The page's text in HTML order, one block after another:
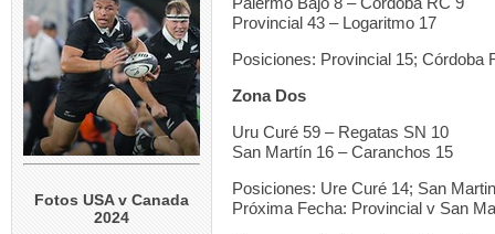
Fotos USA v Canada
2024
Provincial 43 – Logaritmo 17
Posiciones: Provincial 15; Córdoba
Zona Dos
Uru Curé 59 – Regatas SN 10
San Martín 16 – Caranchos 15
Posiciones: Ure Curé 14; San
Próxima Fecha: Provincial v San